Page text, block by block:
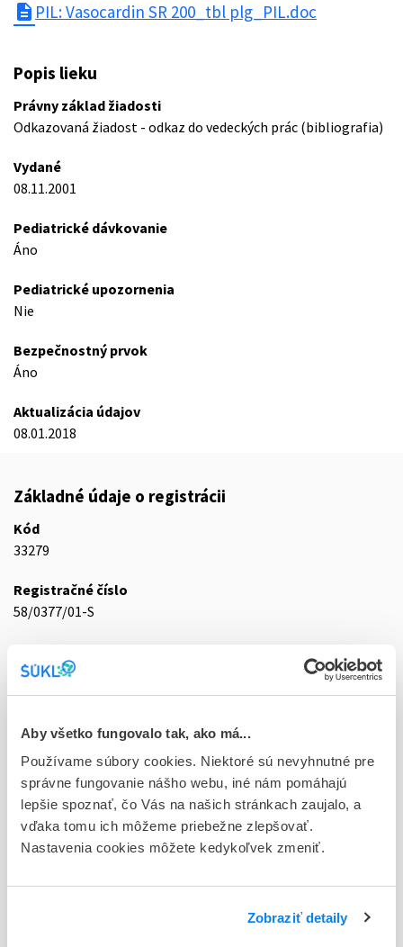
Aby všetko fungovalo tak, ako má...
Používame súbory cookies. Niektoré sú nevyhnutné pre
správne fungovanie nášho webu, iné nám pomáhajú
lepšie spoznať, čo Vás na našich stránkach zaujalo, a
vďaka tomu ich môžeme priebežne zlepšovať.
Nastavenia cookies môžete kedykoľvek zmeniť.
Zobraziť detaily
description PIL: Vasocardin SR 200_tbl plg_PIL.doc
Popis lieku
Právny základ žiadosti
Odkazovaná žiadost - odkaz do vedeckých prác (bibliografia)
Vydané
08.11.2001
Pediatrické dávkovanie
Áno
Pediatrické upozornenia
Nie
Bezpečnostný prvok
Áno
Aktualizácia údajov
08.01.2018
Základné údaje o registrácii
Kód
33279
Registračné číslo
58/0377/01-S
tbl plg 30x200 mg (blis.PVC/Al)
D - Registrácia bez obmedzenia platnosti
Typ registračnej procedúry
Národná
Držiteľ, krajina
Zentiva a.s., Slovensko